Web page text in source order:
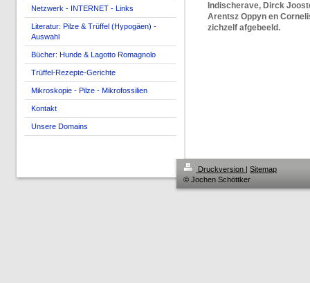
Netzwerk - INTERNET - Links
Literatur: Pilze & Trüffel (Hypogäen) -
Auswahl
Bücher: Hunde & Lagotto Romagnolo
Trüffel-Rezepte-Gerichte
Mikroskopie - Pilze - Mikrofossilien
Kontakt
Unsere Domains
Indischerave, Dirck
Arentsz Oppyn en
zichzelf afgebeeld.
Druckversion | Sitemap
© Jochen Schöttker